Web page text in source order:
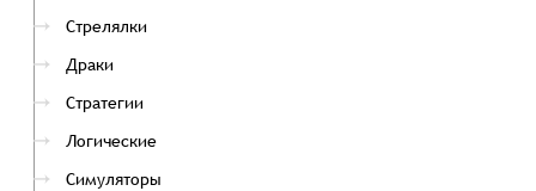
Стрелялки
Драки
Стратегии
Логические
Симуляторы